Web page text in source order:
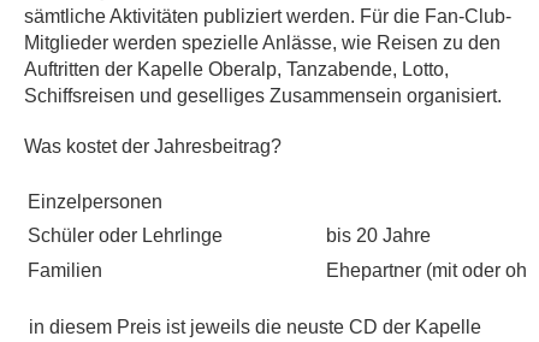
sämtliche Aktivitäten publiziert werden. Für die Fan-Club-
Mitglieder werden spezielle Anlässe, wie Reisen zu den
Auftritten der Kapelle Oberalp, Tanzabende, Lotto,
Schiffsreisen und geselliges Zusammensein organisiert.
Was kostet der Jahresbeitrag?
Einzelpersonen
Schüler oder Lehrlinge
bis 20 Jahre
Familien
Ehepartner (mit oder
in diesem Preis ist jeweils die neuste CD der Kapelle